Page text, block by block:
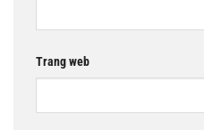
Trang web